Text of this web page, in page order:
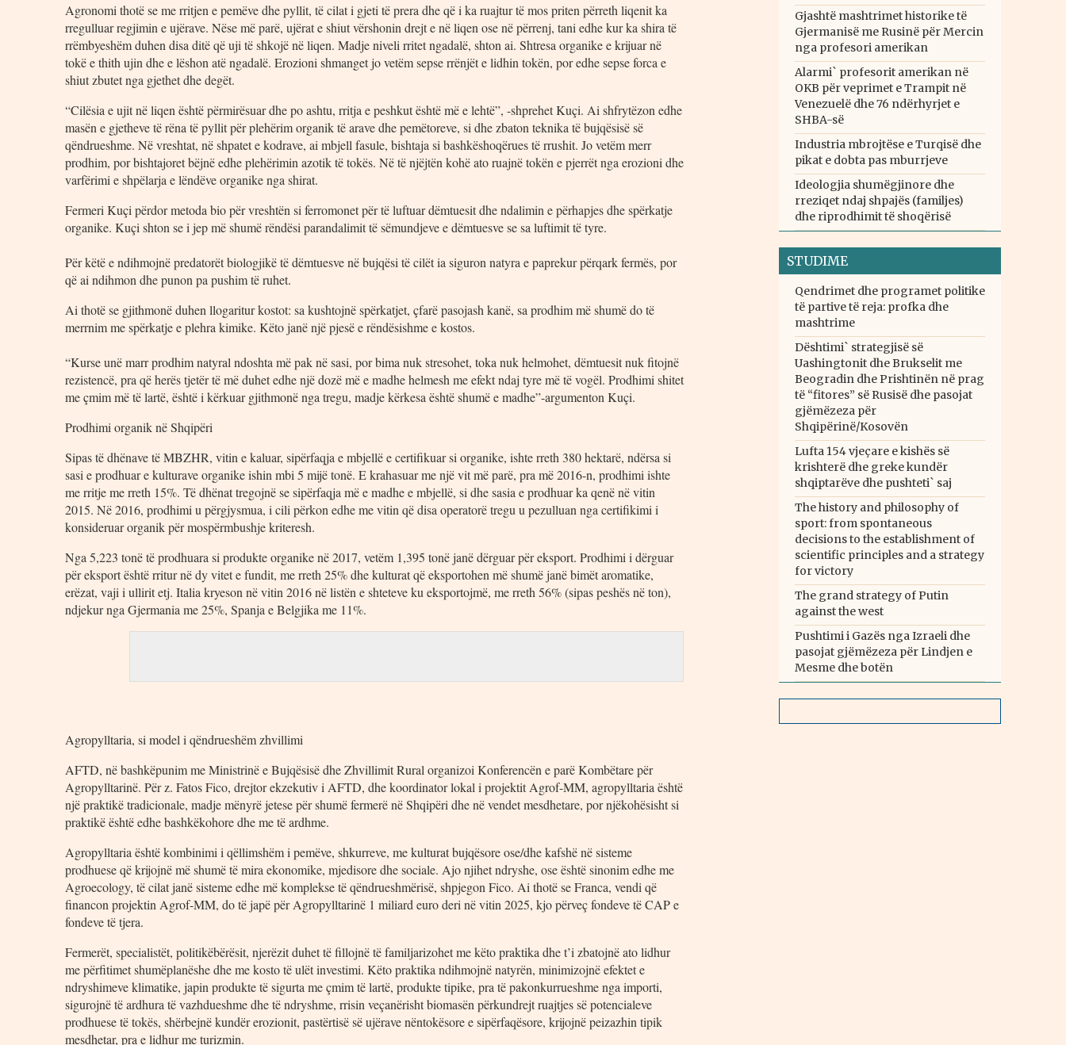
Agronomi thotë se me rritjen e pemëve dhe pyllit, të cilat i gjeti të prera dhe që i ka ruajtur të mos priten përreth liqenit ka
rregulluar regjimin e ujërave. Nëse më parë, ujërat e shiut vërshonin drejt e në liqen ose në përrenj, tani edhe kur ka shira të
rrëmbyeshëm duhen disa ditë që uji të shkojë në liqen. Madje niveli rritet ngadalë, shton ai. Shtresa organike e krijuar në
tokë e thith ujin dhe e lëshon atë ngadalë. Erozioni shmanget jo vetëm sepse rrënjët e lidhin tokën, por edhe sepse forca e
shiut zbutet nga gjethet dhe degët.
“Cilësia e ujit në liqen është përmirësuar dhe po ashtu, rritja e peshkut është më e lehtë”, -shprehet Kuçi. Ai shfrytëzon edhe
masën e gjetheve të rëna të pyllit për plehërim organik të arave dhe pemëtoreve, si dhe zbaton teknika të bujqësisë së
qëndrueshme. Në vreshtat, në shpatet e kodrave, ai mbjell fasule, bishtaja si bashkëshoqërues të rrushit. Jo vetëm merr
prodhim, por bishtajoret bëjnë edhe plehërimin azotik të tokës. Në të njëjtën kohë ato ruajnë tokën e pjerrët nga erozioni dhe
varfërimi e shpëlarja e lëndëve organike nga shirat.
Fermeri Kuçi përdor metoda bio për vreshtën si ferromonet për të luftuar dëmtuesit dhe ndalimin e përhapjes dhe spërkatje
organike. Kuçi shton se i jep më shumë rëndësi parandalimit të sëmundjeve e dëmtuesve se sa luftimit të tyre.
Për këtë e ndihmojnë predatorët biologjikë të dëmtuesve në bujqësi të cilët ia siguron natyra e paprekur përqark fermës, por
që ai ndihmon dhe punon pa pushim të ruhet.
Ai thotë se gjithmonë duhen llogaritur kostot: sa kushtojnë spërkatjet, çfarë pasojash kanë, sa prodhim më shumë do të
merrnim me spërkatje e plehra kimike. Këto janë një pjesë e rëndësishme e kostos.
“Kurse unë marr prodhim natyral ndoshta më pak në sasi, por bima nuk stresohet, toka nuk helmohet, dëmtuesit nuk fitojnë
rezistencë, pra që herës tjetër të më duhet edhe një dozë më e madhe helmesh me efekt ndaj tyre më të vogël. Prodhimi shitet
me çmim më të lartë, është i kërkuar gjithmonë nga tregu, madje kërkesa është shumë e madhe”-argumenton Kuçi.
Prodhimi organik në Shqipëri
Sipas të dhënave të MBZHR, vitin e kaluar, sipërfaqja e mbjellë e certifikuar si organike, ishte rreth 380 hektarë, ndërsa si
sasi e prodhuar e kulturave organike ishin mbi 5 mijë tonë. E krahasuar me një vit më parë, pra më 2016-n, prodhimi ishte
me rritje me rreth 15%. Të dhënat tregojnë se sipërfaqja më e madhe e mbjellë, si dhe sasia e prodhuar ka qenë në vitin
2015. Në 2016, prodhimi u përgjysmua, i cili përkon edhe me vitin që disa operatorë tregu u pezulluan nga certifikimi i
konsideruar organik për mospërmbushje kriteresh.
Nga 5,223 tonë të prodhuara si produkte organike në 2017, vetëm 1,395 tonë janë dërguar për eksport. Prodhimi i dërguar
për eksport është rritur në dy vitet e fundit, me rreth 25% dhe kulturat që eksportohen më shumë janë bimët aromatike,
erëzat, vaji i ullirit etj. Italia kryeson në vitin 2016 në listën e shteteve ku eksportojmë, me rreth 56% (sipas peshës në ton),
ndjekur nga Gjermania me 25%, Spanja e Belgjika me 11%.
Agropylltaria, si model i qëndrueshëm zhvillimi
AFTD, në bashkëpunim me Ministrinë e Bujqësisë dhe Zhvillimit Rural organizoi Konferencën e parë Kombëtare për
Agropylltarinë. Për z. Fatos Fico, drejtor ekzekutiv i AFTD, dhe koordinator lokal i projektit Agrof-MM, agropylltaria është
një praktikë tradicionale, madje mënyrë jetese për shumë fermerë në Shqipëri dhe në vendet mesdhetare, por njëkohësisht si
praktikë është edhe bashkëkohore dhe me të ardhme.
Agropylltaria është kombinimi i qëllimshëm i pemëve, shkurreve, me kulturat bujqësore ose/dhe kafshë në sisteme
prodhuese që krijojnë më shumë të mira ekonomike, mjedisore dhe sociale. Ajo njihet ndryshe, ose është sinonim edhe me
Agroecology, të cilat janë sisteme edhe më komplekse të qëndrueshmërisë, shpjegon Fico. Ai thotë se Franca, vendi që
financon projektin Agrof-MM, do të japë për Agropylltarinë 1 miliard euro deri në vitin 2025, kjo përveç fondeve të CAP e
fondeve të tjera.
Fermerët, specialistët, politikëbërësit, njerëzit duhet të fillojnë të familjarizohet me këto praktika dhe t’i zbatojnë ato lidhur
me përfitimet shumëplanëshe dhe me kosto të ulët investimi. Këto praktika ndihmojnë natyrën, minimizojnë efektet e
ndryshimeve klimatike, japin produkte të sigurta me çmim të lartë, produkte tipike, pra të pakonkurrueshme nga importi,
sigurojnë të ardhura të vazhdueshme dhe të ndryshme, rrisin veçanërisht biomasën përkundrejt ruajtjes së potencialeve
prodhuese të tokës, shërbejnë kundër erozionit, pastërtisë së ujërave nëntokësore e sipërfaqësore, krijojnë peizazhin tipik
mesdhetar, pra e lidhur me turizmin.
Gjashtë mashtrimet historike të
Gjermanisë me Rusinë për Mercin
nga profesori amerikan
Alarmi` profesorit amerikan në
OKB për veprimet e Trampit në
Venezuelë dhe 76 ndërhyrjet e
SHBA-së
Industria mbrojtëse e Turqisë dhe
pikat e dobta pas mburrjeve
Ideologjia shumëgjinore dhe
rreziqet ndaj shpajës (familjes)
dhe riprodhimit të shoqërisë
STUDIME
Qendrimet dhe programet politike
të partive të reja: profka dhe
mashtrime
Dështimi` strategjisë së
Uashingtonit dhe Brukselit me
Beogradin dhe Prishtinën në prag
të “fitores” së Rusisë dhe pasojat
gjëmëzeza për
Shqipërinë/Kosovën
Lufta 154 vjeçare e kishës së
krishterë dhe greke kundër
shqiptarëve dhe pushteti` saj
The history and philosophy of
sport: from spontaneous
decisions to the establishment of
scientific principles and a strategy
for victory
The grand strategy of Putin
against the west
Pushtimi i Gazës nga Izraeli dhe
pasojat gjëmëzeza për Lindjen e
Mesme dhe botën